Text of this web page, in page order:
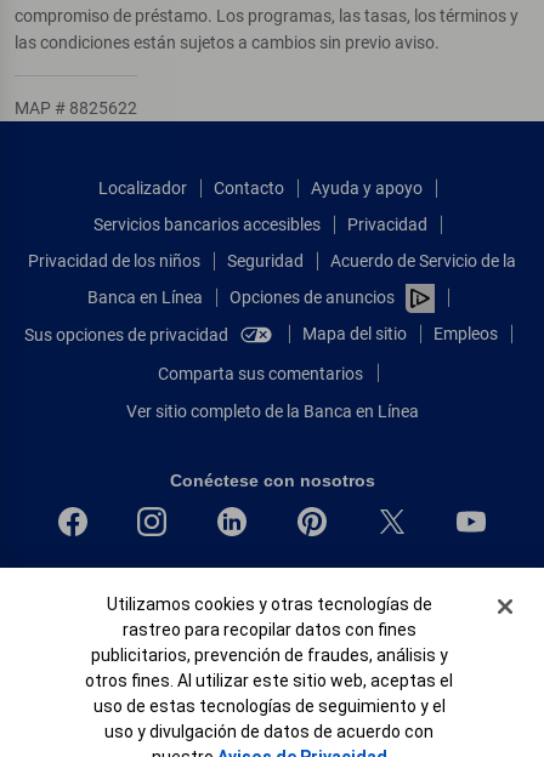
compromiso de préstamo. Los programas, las tasas, los términos y
las condiciones están sujetos a cambios sin previo aviso.
MAP # 8825622
Localizador Contacto
Ayuda y apoyo
Servicios bancarios accesibles
Privacidad
Privacidad de los niños
Seguridad
Acuerdo de Servicio de la
Banca en Línea
Opciones de anuncios
Sus opciones de privacidad
Mapa del sitio Empleos
Comparta sus comentarios
Ver sitio completo de la Banca en Línea
Conéctese con nosotros
Igualdad de oportunidades en préstamos para viviendas
© 2026 Bank of America Corporation.
Todos Los Derechos Reservados.
Patente: patents.bankofamerica.com
Banner de Cookies
Utilizamos cookies y otras tecnologías de
rastreo para recopilar datos con fines
publicitarios, prevención de fraudes, análisis y
otros fines. Al utilizar este sitio web, aceptas el
uso de estas tecnologías de seguimiento y el
uso y divulgación de datos de acuerdo con